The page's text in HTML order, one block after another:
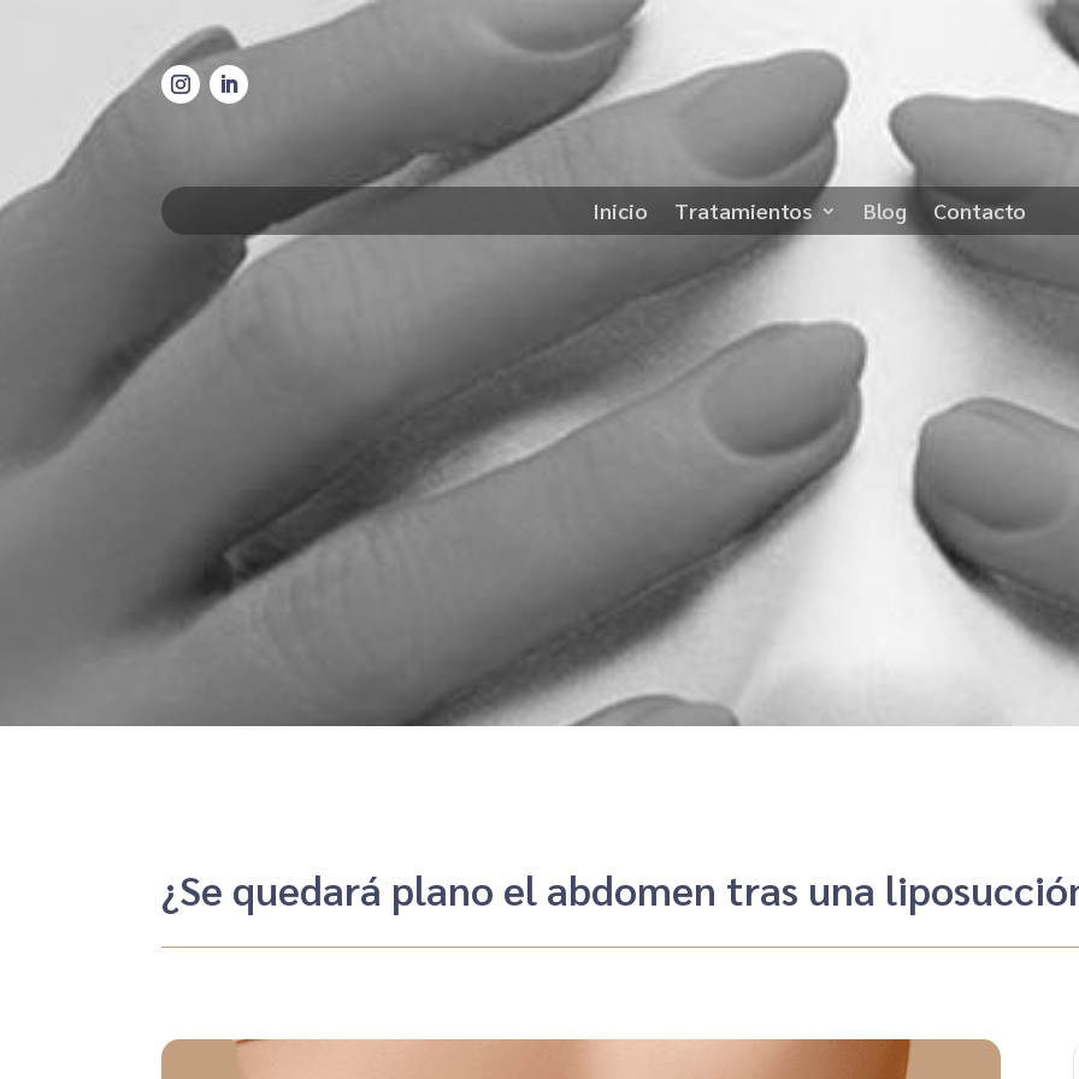
Inicio Tratamientos Blog Contacto
¿Se quedará plano el abdomen tras una